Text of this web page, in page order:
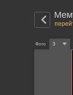
Фото 3